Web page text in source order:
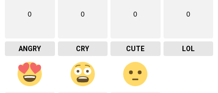
0
ANGRY
0
CRY
0
CUTE
0
LOL